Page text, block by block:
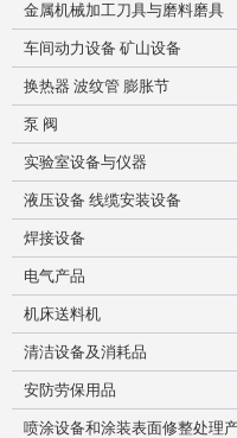
金属机械加工刀具与磨料磨具
车间动力设备 矿山设备
换热器 波纹管 膨胀节
泵 阀
实验室设备与仪器
液压设备 线缆安装设备
焊接设备
电气产品
机床送料机
清洁设备及消耗品
安防劳保用品
喷涂设备和涂装表面修整处理